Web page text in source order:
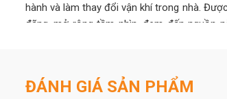
hành và làm thay đổi vận khí trong nhà.
đãng, mở rộng tầm nhìn, đem đến nguồn
những xui xẻo, giúp gia chủ thuận lợi phát
2.3.Bền bỉ với thời gian, dễ vệ sinh lau chùi
ĐÁNH GIÁ SẢN PHẨM